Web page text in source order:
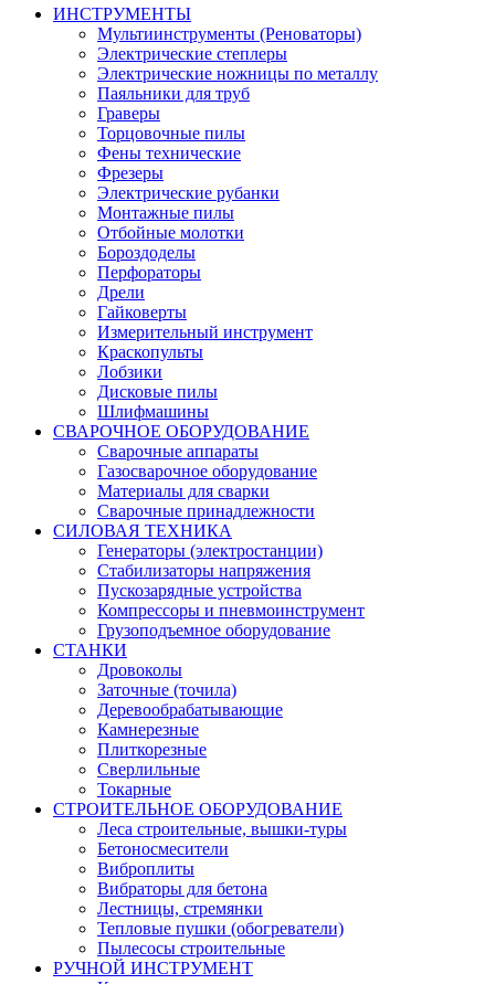
ИНСТРУМЕНТЫ
Мультиинструменты (Реноваторы)
Электрические степлеры
Электрические ножницы по металлу
Паяльники для труб
Граверы
Торцовочные пилы
Фены технические
Фрезеры
Электрические рубанки
Монтажные пилы
Отбойные молотки
Бороздоделы
Перфораторы
Дрели
Гайковерты
Измерительный инструмент
Краскопульты
Лобзики
Дисковые пилы
Шлифмашины
СВАРОЧНОЕ ОБОРУДОВАНИЕ
Сварочные аппараты
Газосварочное оборудование
Материалы для сварки
Сварочные принадлежности
СИЛОВАЯ ТЕХНИКА
Генераторы (электростанции)
Стабилизаторы напряжения
Пускозарядные устройства
Компрессоры и пневмоинструмент
Грузоподъемное оборудование
СТАНКИ
Дровоколы
Заточные (точила)
Деревообрабатывающие
Камнерезные
Плиткорезные
Сверлильные
Токарные
СТРОИТЕЛЬНОЕ ОБОРУДОВАНИЕ
Леса строительные, вышки-туры
Бетоносмесители
Виброплиты
Вибраторы для бетона
Лестницы, стремянки
Тепловые пушки (обогреватели)
Пылесосы строительные
РУЧНОЙ ИНСТРУМЕНТ